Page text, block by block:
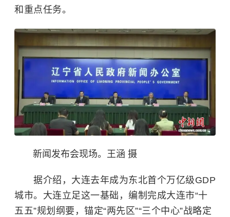
和重点任务。
新闻发布会现场。王涵 摄
据介绍，大连去年成为东北首个万亿级GDP
城市。大连立足这一基础，编制完成大连市“十
五五”规划纲要，锚定“两先区”“三个中心”战略定